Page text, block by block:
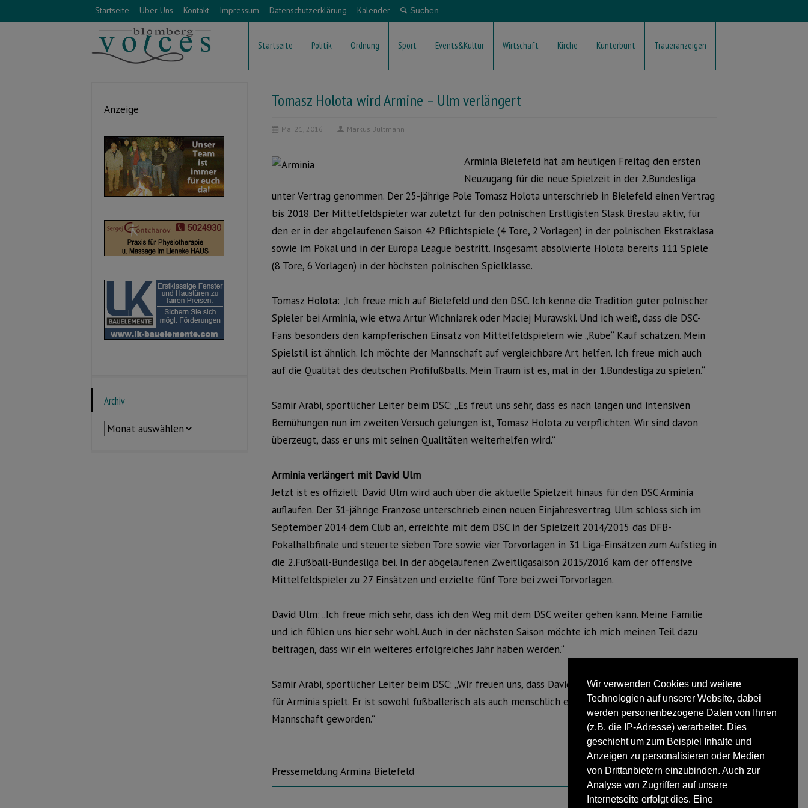
Wir verwenden Cookies und weitere
Technologien auf unserer Website, dabei
werden personenbezogene Daten von Ihnen
(z.B. die IP-Adresse) verarbeitet. Dies
geschieht um zum Beispiel Inhalte und
Anzeigen zu personalisieren oder Medien
von Drittanbietern einzubinden. Auch zur
Analyse von Zugriffen auf unsere
Internetseite erfolgt dies. Eine
Startseite Über Uns Kontakt Impressum Datenschutzerklärung Kalender
Startseite Politik Ordnung Sport Events&Kultur Wirtschaft Kirche Kunterbunt Traueranzeigen
Tomasz Holota wird Armine – Ulm verlängert
Mai 21, 2016 Markus Bültmann
Arminia Bielefeld hat am heutigen Freitag den ersten
Neuzugang für die neue Spielzeit in der 2.Bundesliga
unter Vertrag genommen. Der 25-jährige Pole Tomasz Holota unterschrieb in Bielefeld einen Vertrag
bis 2018. Der Mittelfeldspieler war zuletzt für den polnischen Erstligisten Slask Breslau aktiv, für
den er in der abgelaufenen Saison 42 Pflichtspiele (4 Tore, 2 Vorlagen) in der polnischen Ekstraklasa
sowie im Pokal und in der Europa League bestritt. Insgesamt absolvierte Holota bereits 111 Spiele
(8 Tore, 6 Vorlagen) in der höchsten polnischen Spielklasse.
Tomasz Holota: „Ich freue mich auf Bielefeld und den DSC. Ich kenne die Tradition guter polnischer
Spieler bei Arminia, wie etwa Artur Wichniarek oder Maciej Murawski. Und ich weiß, dass die DSC-
Fans besonders den kämpferischen Einsatz von Mittelfeldspielern wie „Rübe“ Kauf schätzen. Mein
Spielstil ist ähnlich. Ich möchte der Mannschaft auf vergleichbare Art helfen. Ich freue mich auch
auf die Qualität des deutschen Profifußballs. Mein Traum ist es, mal in der 1.Bundesliga zu spielen.“
Samir Arabi, sportlicher Leiter beim DSC: „Es freut uns sehr, dass es nach langen und intensiven
Bemühungen nun im zweiten Versuch gelungen ist, Tomasz Holota zu verpflichten. Wir sind davon
überzeugt, dass er uns mit seinen Qualitäten weiterhelfen wird.“
Arminia verlängert mit David Ulm
Jetzt ist es offiziell: David Ulm wird auch über die aktuelle Spielzeit hinaus für den DSC Arminia
auflaufen. Der 31-jährige Franzose unterschrieb einen neuen Einjahresvertrag. Ulm schloss sich im
September 2014 dem Club an, erreichte mit dem DSC in der Spielzeit 2014/2015 das DFB-
Pokalhalbfinale und steuerte sieben Tore sowie vier Torvorlagen in 31 Liga-Einsätzen zum Aufstieg in
die 2.Fußball-Bundesliga bei. In der abgelaufenen Zweitligasaison 2015/2016 kam der offensive
Mittelfeldspieler zu 27 Einsätzen und erzielte fünf Tore bei zwei Torvorlagen.
David Ulm: „Ich freue mich sehr, dass ich den Weg mit dem DSC weiter gehen kann. Meine Familie
und ich fühlen uns hier sehr wohl. Auch in der nächsten Saison möchte ich mich meinen Teil dazu
beitragen, dass wir ein weiteres erfolgreiches Jahr haben werden.“
Samir Arabi, sportlicher Leiter beim DSC: „Wir freuen uns, dass David auch in der kommenden Saison
für Arminia spielt. Er ist sowohl fußballerisch als auch menschlich ein wichtiger Bestandteil unserer
Mannschaft geworden.“
Pressemeldung Armina Bielefeld
Anzeige
Archiv
Archiv